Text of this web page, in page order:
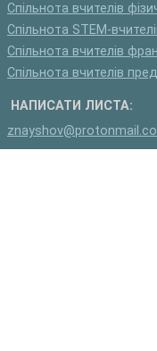
Спільнота вчителів
Спільнота STEM-
Спільнота вчителів
Спільнота вчителів
НАПИСАТИ ЛИСТА: